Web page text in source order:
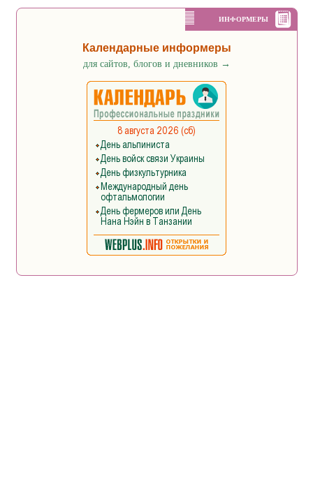
ИНФОРМЕРЫ
Календарные информеры
для сайтов, блогов и дневников →